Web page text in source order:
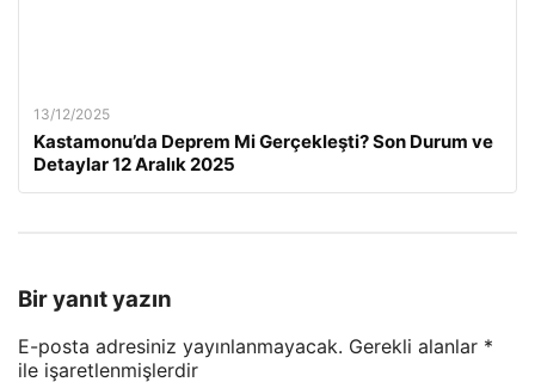
13/12/2025
Kastamonu’da Deprem Mi Gerçekleşti? Son Durum ve
Detaylar 12 Aralık 2025
Bir yanıt yazın
E-posta adresiniz yayınlanmayacak. Gerekli alanlar *
ile işaretlenmişlerdir